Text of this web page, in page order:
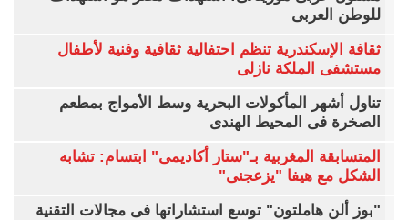
للوطن العربى
ثقافة الإسكندرية تنظم احتفالية ثقافية وفنية لأطفال
مستشفى الملكة نازلى
تناول أشهر المأكولات البحرية وسط الأمواج بمطعم
الصخرة فى المحيط الهندى
المتسابقة المغربية بـ"ستار أكاديمى" ابتسام: تشابه
الشكل مع هيفا "يزعجنى"
"بوز ألن هاملتون" توسع استشاراتها فى مجالات التقنية